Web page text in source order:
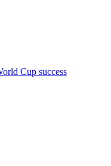
Cup success